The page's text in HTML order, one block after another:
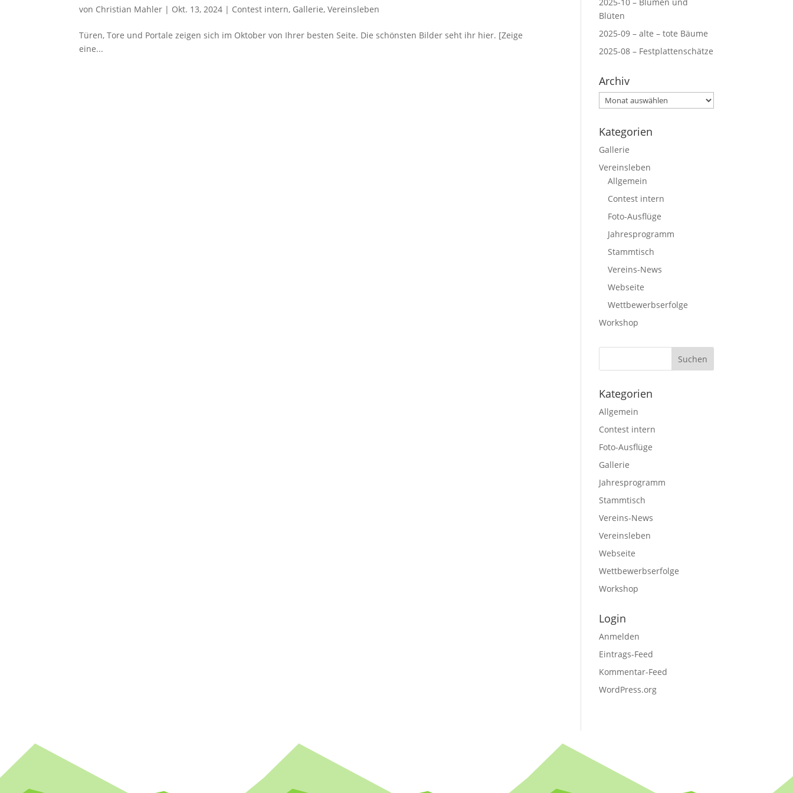
von Christian Mahler | Okt. 13, 2024 | Contest intern, Gallerie,Vereinsleben
Türen, Tore und Portale zeigen sich im Oktober von Ihrer besten Seite. Die schönsten Bilder seht ihr hier. [Zeige
eine...
Blüten
2025-09 – alte – tote Bäume
2025-08 – Festplattenschätze
Archiv
Archiv
Kategorien
Gallerie
Vereinsleben
Allgemein
Contest intern
Foto-Ausflüge
Jahresprogramm
Stammtisch
Vereins-News
Webseite
Wettbewerbserfolge
Workshop
Kategorien
Allgemein
Contest intern
Foto-Ausflüge
Gallerie
Jahresprogramm
Stammtisch
Vereins-News
Vereinsleben
Webseite
Wettbewerbserfolge
Workshop
Login
Anmelden
Eintrags-Feed
Kommentar-Feed
WordPress.org